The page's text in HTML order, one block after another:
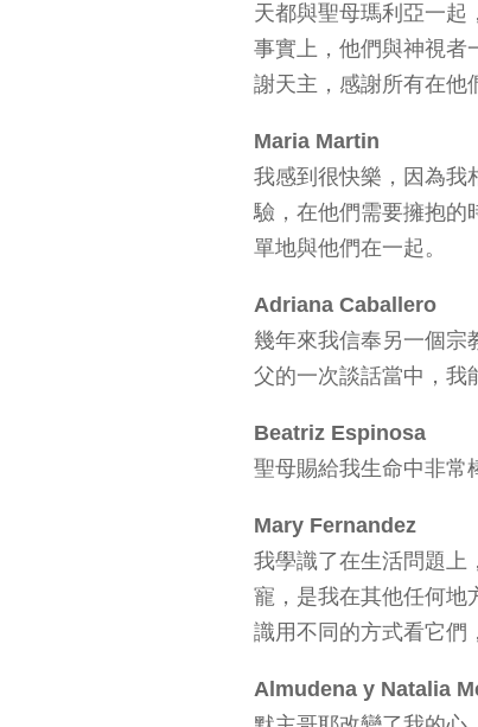
天都與聖母瑪利亞一起
事實上，他們與神視者
謝天主，感謝所有在他
Maria Martin
我感到很快樂，因為我
驗，在他們需要擁抱的
單地與他們在一起。
Adriana Caballero
幾年來我信奉另一個宗
父的一次談話當中，我
Beatriz Espinosa
聖母賜給我生命中非常
Mary Fernandez
我學識了在生活問題上
寵，是我在其他任何地
識用不同的方式看它們
Almudena y Natalia